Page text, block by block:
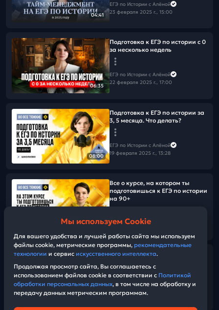
04:41
ЕГЭ по Истории с Алёной
23 февраля 2025 г., 15:00
06:35
Подготовка к ЕГЭ по истории с 0
за несколько недель
ЕГЭ по Истории с Алёной
22 февраля 2025 г., 17:00
08:00
Подготовка к ЕГЭ по истории за
3, 5 месяца. Что делать?
ЕГЭ по Истории с Алёной
19 февраля 2025 г., 13:28
09:19
Все о курсе, на котором ты
подготовишься к ЕГЭ по истории
на 90+
ЕГЭ по Истории с Алёной
07:31
Разминка на 5 минут, бодрость
ЕГЭ по Истории с Алёной
12 февраля 2025 г., 11:29
Мы используем Cookie
Для вашего удобства и лучшей работы сайта мы используем
файлы cookie, метрические программы, рекомендательные
технологии и сервис искусственного интеллекта.
Продолжая просмотр сайта, Вы соглашаетесь с
использованием файлов cookie в соответствии с Политикой
обработки персональных данных, в том числе на обработку и
передачу данных метрическим программам.